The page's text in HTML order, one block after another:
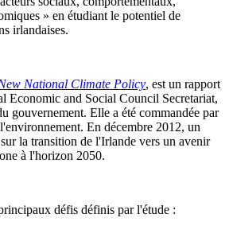
» en étudiant le potentiel de
irlandaises.
National Climate Policy, est un rapport
Economic and Social Council Secretariat,
gouvernement. Elle a été commandée par
En décembre 2012, un
la transition de l'Irlande vers un avenir
à l'horizon 2050.
défis définis par l'étude :